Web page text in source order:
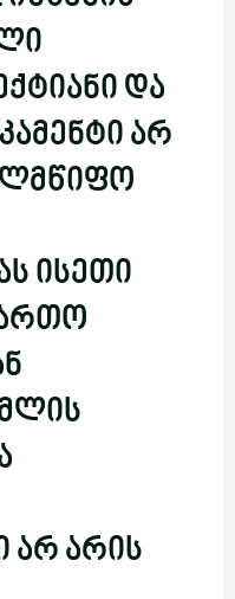
და
არ
ისეთი
არ არის